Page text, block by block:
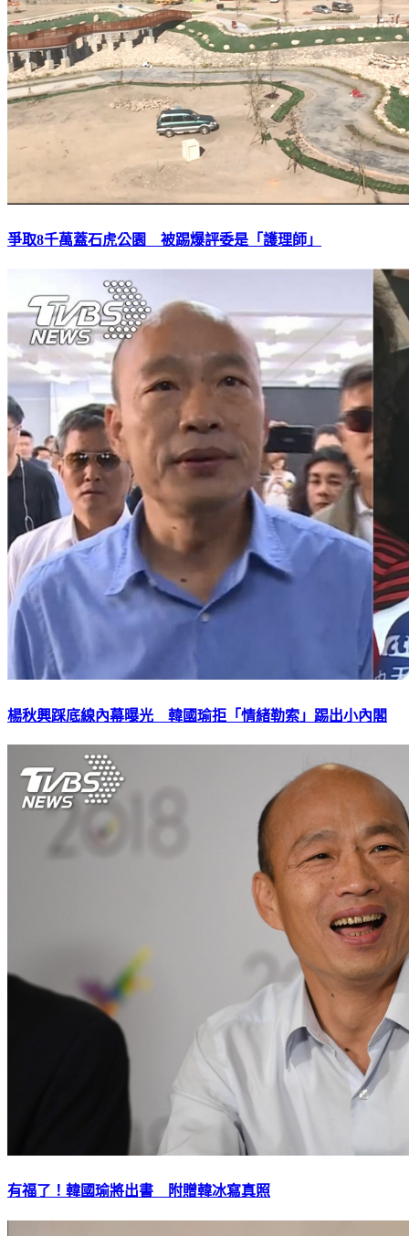
爭取8千萬蓋石虎公園 被踢爆評委是「護理師」
楊秋興踩底線內幕曝光 韓國瑜拒「情緒勒索」踢出小內閣
有福了！韓國瑜將出書 附贈韓冰寫真照